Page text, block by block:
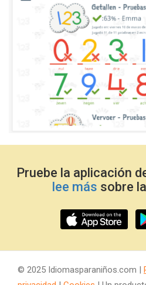
Pruebe la aplicación
lee más sobre
© 2025 Idiomasparaniños.com |